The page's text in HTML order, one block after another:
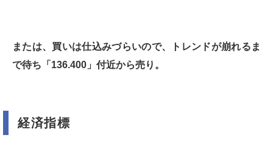
または、買いは仕込みづらいので、トレンドが崩れるま
で待ち「136.400」付近から売り。
経済指標